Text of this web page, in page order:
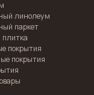
линолеум
паркет
плитка
покрытия
покрытия